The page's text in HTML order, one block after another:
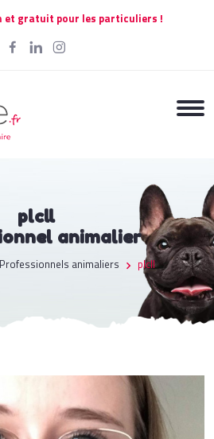
et gratuit pour les particuliers !
plcll
animalier
animaliers plcll